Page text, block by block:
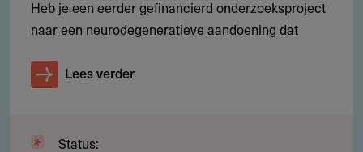
Wat wordt niet gesubsidieerd?
Heb je een eerder gefinancierd onderzoeksproject
naar een neurodegeneratieve aandoening dat
Lees verder
Status: